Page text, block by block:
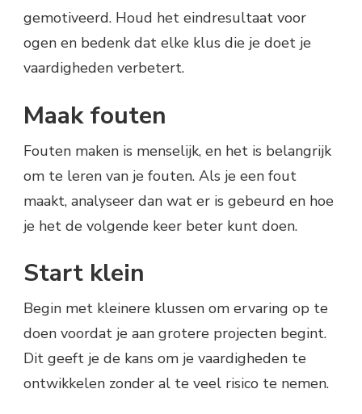
gemotiveerd. Houd het eindresultaat voor
ogen en bedenk dat elke klus die je doet je
vaardigheden verbetert.
Maak fouten
Fouten maken is menselijk, en het is belangrijk
om te leren van je fouten. Als je een fout
maakt, analyseer dan wat er is gebeurd en hoe
je het de volgende keer beter kunt doen.
Start klein
Begin met kleinere klussen om ervaring op te
doen voordat je aan grotere projecten begint.
Dit geeft je de kans om je vaardigheden te
ontwikkelen zonder al te veel risico te nemen.